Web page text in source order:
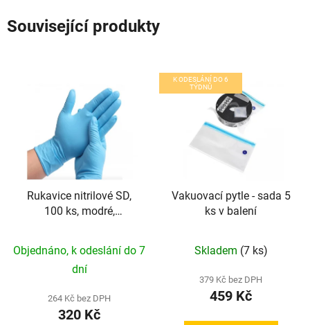
Související produkty
Rukavice nitrilové SD,
100 ks, modré,
Objednáno, k odeslání do 7
dní
264 Kč bez DPH
320 Kč
K ODESLÁNÍ DO 6
TÝDNŮ
Vakuovací pytle - sada 5
ks v balení
hodnocení
produktu
je
Skladem (7 ks)
379 Kč bez DPH
459 Kč